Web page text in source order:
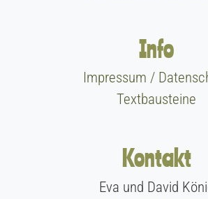
Info
Impressum /
Textbausteine
Kontakt
Eva und David